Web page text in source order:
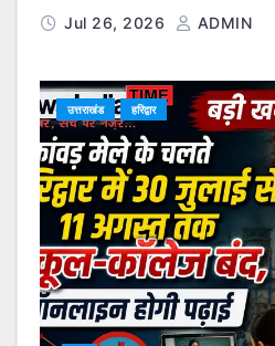
Jul 26, 2026 ADMIN
उत्तराखंड हरिद्वार